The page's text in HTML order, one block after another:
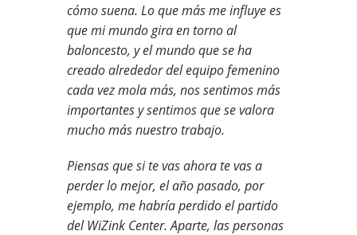
cómo suena. Lo que más me influye es
que mi mundo gira en torno al
baloncesto, y el mundo que se ha
creado alrededor del equipo femenino
cada vez mola más, nos sentimos más
importantes y sentimos que se valora
mucho más nuestro trabajo.
Piensas que si te vas ahora te vas a
perder lo mejor, el año pasado, por
ejemplo, me habría perdido el partido
del WiZink Center. Aparte, las personas